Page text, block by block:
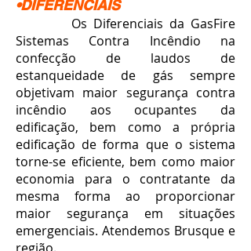
•DIFERENCIAIS
Os Diferenciais da GasFire
Sistemas Contra Incêndio na
confecção de laudos de
estanqueidade de gás sempre
objetivam maior segurança contra
incêndio aos ocupantes da
edificação, bem como a própria
edificação de forma que o sistema
torne-se eficiente, bem como maior
economia para o contratante da
mesma forma ao proporcionar
maior segurança em situações
emergenciais. Atendemos Brusque e